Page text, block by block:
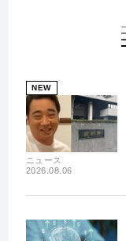
NEW
ニュース
2026.08.06